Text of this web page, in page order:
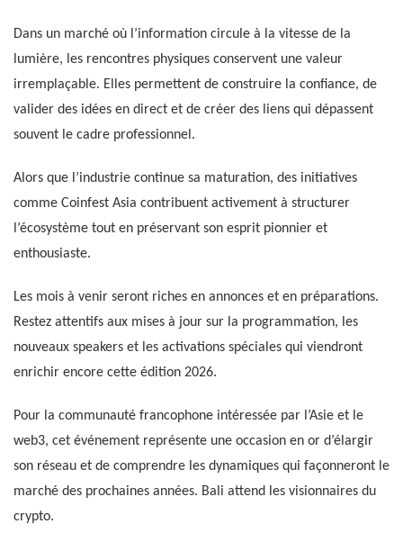
Dans un marché où l’information circule à la vitesse de la
lumière, les rencontres physiques conservent une valeur
irremplaçable. Elles permettent de construire la confiance, de
valider des idées en direct et de créer des liens qui dépassent
souvent le cadre professionnel.
Alors que l’industrie continue sa maturation, des initiatives
comme Coinfest Asia contribuent activement à structurer
l’écosystème tout en préservant son esprit pionnier et
enthousiaste.
Les mois à venir seront riches en annonces et en préparations.
Restez attentifs aux mises à jour sur la programmation, les
nouveaux speakers et les activations spéciales qui viendront
enrichir encore cette édition 2026.
Pour la communauté francophone intéressée par l’Asie et le
web3, cet événement représente une occasion en or d’élargir
son réseau et de comprendre les dynamiques qui façonneront le
marché des prochaines années. Bali attend les visionnaires du
crypto.